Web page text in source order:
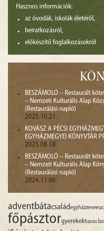
Hasznos információk:
az óvodák, iskolák életéről,
beiratkozásról,
előkészítő foglalkozásokról
BESZÁMOLÓ – Restaurált
– Nemzeti Kulturális Alap
(Restaurálási napló)
2025.10.21.
KOVÁSZ A PÉCSI
EGYHÁZMEGYEI KÖNYVTÁR
2025.08.18.
BESZÁMOLÓ – Restaurált
– Nemzeti Kulturális Alap
(Restaurálási napló)
2024.11.06.
adventbátacsaládegyházzene
főpásztorgyerekekhavas